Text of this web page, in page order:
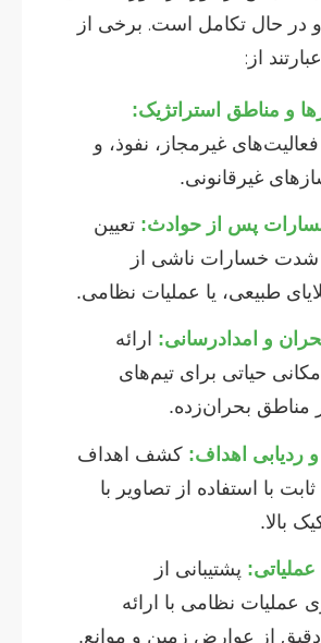
در حال تکامل است. برخی از
از:
و مناطق استراتژیک:
غیرمجاز، نفوذ، و
غیرقانونی.
خسارات پس از حوادث: تعیین
خسارات ناشی از
طبیعی، یا عملیات نظامی.
و امدادرسانی: ارائه
حیاتی برای تیم‌های
مناطق بحران‌زده.
ردیابی اهداف: کشف اهداف
با استفاده از تصاویر با
بالا.
پشتیبانی از
عملیات نظامی با ارائه
از عوارض زمین و موانع.